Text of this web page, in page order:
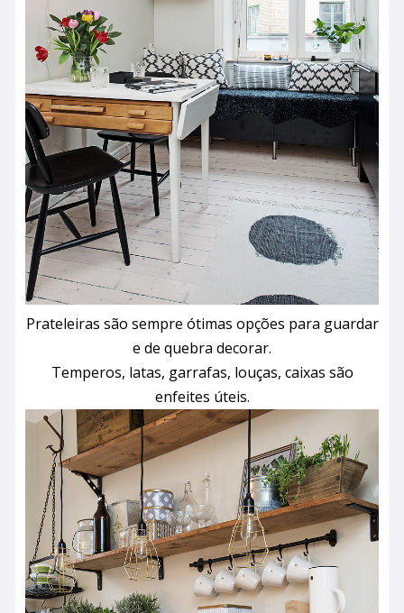
Prateleiras são sempre ótimas opções para guardar
e de quebra decorar.
Temperos, latas, garrafas, louças, caixas são
enfeites úteis.